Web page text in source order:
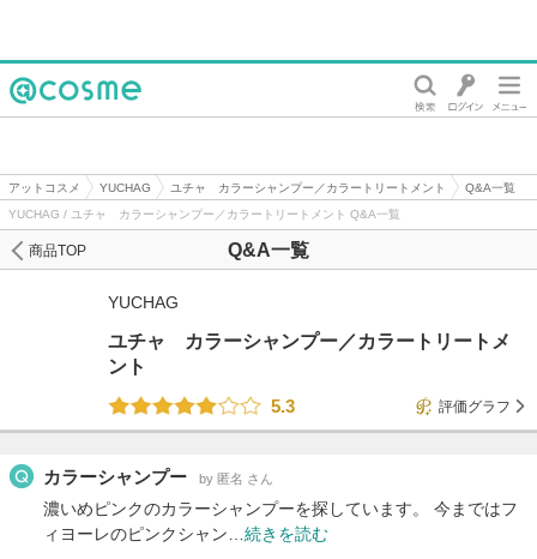
アットコスメ YUCHAG ユチャ カラーシャンプー／カラートリートメント
Q&A一覧
YUCHAG / ユチャ カラーシャンプー／カラートリートメント Q&A一覧
Q&A一覧
商品TOP
YUCHAG
ユチャ カラーシャンプー／カラートリートメ
ント
5.3
評価グラフ
カラーシャンプー by 匿名 さん
濃いめピンクのカラーシャンプーを探しています。 今まではフ
ィヨーレのピンクシャン… 続きを読む